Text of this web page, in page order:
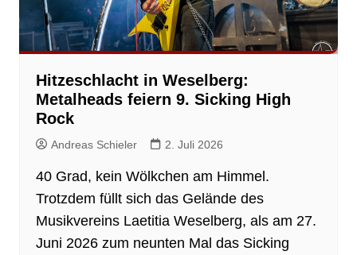
Hitzeschlacht in Weselberg:
Metalheads feiern 9. Sicking High
Rock
Andreas Schieler 2. Juli 2026
40 Grad, kein Wölkchen am Himmel.
Trotzdem füllt sich das Gelände des
Musikvereins Laetitia Weselberg, als am 27.
Juni 2026 zum neunten Mal das Sicking